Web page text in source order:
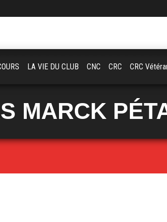
MARCK
LA VIE DU CLUB CNC CRC CRC